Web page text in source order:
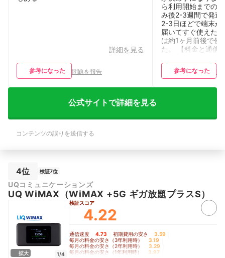
詳細を見る
参考になった 問題を報告
ら利用開始までの
み後2-3週間で発送
2-3日ほどで端末が
届いてすぐ使えた
は約1ヶ月前後で使
た。 【料金と通信
わった現在の月額
あまり良くないで
ですが、ネトフリ
制限がかかってい
参考になった
公式サイトで詳細を見る
コンテンツの誤りを送信する
4位 検証7位
UQコミュニケーションズ
UQ WiMAX（WiMAX +5G ギガ放題プラスS）
拡大 1/4
検証スコア
4.22
通信速度 4.73 初期費用の安さ 3.59
毎月の料金の安さ（3年利用時） 3.19
毎月の料金の安さ（2年利用時） 3.29
毎月の料金の安さ（1年利用時） 3.97